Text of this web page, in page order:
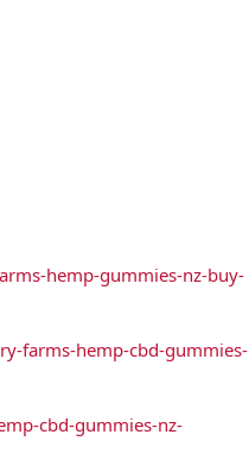
hemp-gummies-nz-buy-
farms-hemp-cbd-gummies-
cbd-gummies-nz-